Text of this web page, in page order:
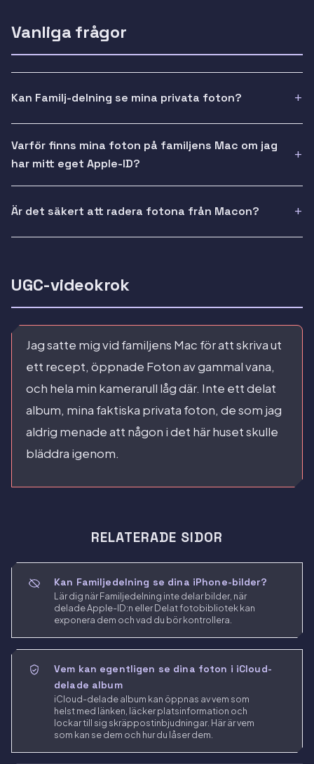
Vanliga frågor
Kan Familj-delning se mina privata foton?
Varför finns mina foton på familjens Mac om jag
har mitt eget Apple-ID?
Är det säkert att radera fotona från Macon?
UGC-videokrok
Jag satte mig vid familjens Mac för att skriva ut
ett recept, öppnade Foton av gammal vana,
och hela min kamerarull låg där. Inte ett delat
album, mina faktiska privata foton, de som jag
aldrig menade att någon i det här huset skulle
bläddra igenom.
RELATERADE SIDOR
Kan Familjedelning se dina iPhone-bilder?
Lär dig när Familjedelning inte delar bilder, när
delade Apple-ID:n eller Delat fotobibliotek kan
exponera dem och vad du bör kontrollera.
Vem kan egentligen se dina foton i iCloud-
delade album
iCloud-delade album kan öppnas av vem som
helst med länken, läcker platsinformation och
lockar till sig skräppostinbjudningar. Här är vem
som kan se dem och hur du låser dem.